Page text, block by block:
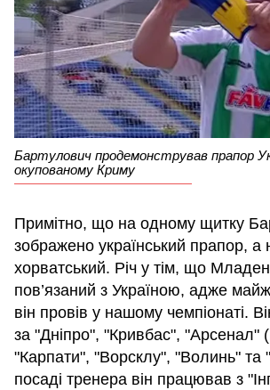
Бартулович продемонстрував прапор
окупованому Криму
Примітно, що на одному щитку
зображено український прапор,
хорватський. Річ у тім, що Младен
пов’язаний з Україною, адже
він провів у нашому чемпіонаті.
за "Дніпро", "Кривбас", "Арсенал"
"Карпати", "Ворсклу", "Волинь" та
посаді тренера він працював з